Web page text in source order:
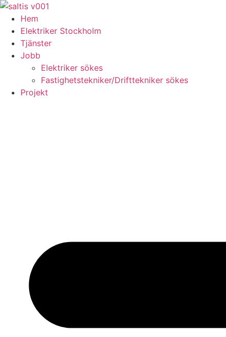
Skip
content
Hem
Elektriker Stockholm
Tjänster
Jobb
Elektriker sökes
Fastighetstekniker/Drifttekniker sökes
Projekt